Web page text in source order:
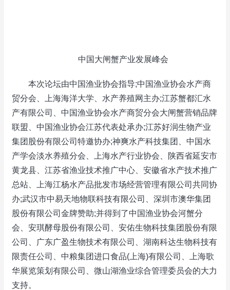
中国大闸蟹产业发展峰会
本次论坛由中国渔业协会指导;中国渔业协会水产商
贸分会、上海海洋大学、水产养殖网主办;江苏蟹都汇水
产有限公司、中国渔业协会水产商贸分会大闸蟹营销品牌
联盟、中国渔业协会江苏代表处承办;江苏好润生物产业
集团股份有限公司特邀协办;神爽水产科技集团、中国水
产学会淡水养殖分会、上海水产行业协会、陕西省延安市
黄龙县、江苏省渔业技术推广中心、安徽省水产技术推广
总站、上海江杨水产品批发市场经营管理有限公司共同协
办;武汉市中易天地物联科技有限公司、深圳市澳华集团
股份有限公司金牌赞助;并得到了中国渔业协会河蟹分
会、安琪酵母股份有限公司、安佑生物科技集团股份有限
公司、广东广盈生物技术有限公司、湖南科达生物科技有
限责任公司、中粮集团进口食品(上海)有限公司、上海歌
华展览策划有限公司、微山湖渔业综合管理委员会的大力
支持。